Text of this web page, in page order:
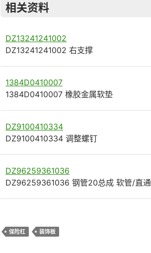
相关资料
DZ13241241002
DZ13241241002 右支撑
1384D0410007
1384D0410007 橡胶金属软垫
DZ9100410334
DZ9100410334 调整螺钉
DZ96259361036
DZ96259361036 钢管20总成 软管/直通
保险杠 装饰板